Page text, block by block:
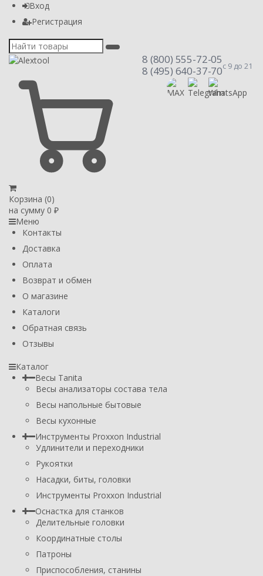
Вход
Регистрация
Корзина (0)
на сумму 0 ₽
8 (800) 555-72-05
8 (495) 640-37-70с 9 до 21
Меню
Контакты
Доставка
Оплата
Возврат и обмен
О магазине
Каталоги
Обратная связь
Отзывы
Каталог
Весы Tanita
Весы анализаторы состава тела
Весы напольные бытовые
Весы кухонные
Инструменты Proxxon Industrial
Удлинители и переходники
Рукоятки
Насадки, биты, головки
Инструменты Proxxon Industrial
Оснастка для станков
Делительные головки
Координатные столы
Патроны
Приспособления, станины